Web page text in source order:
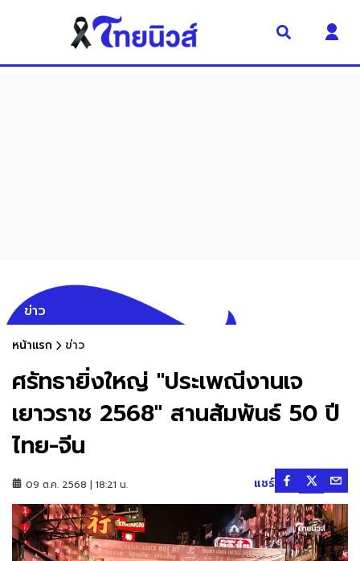
ข่าว
หน้าแรก ข่าว
ศรัทธายิ่งใหญ่ "ประเพณีงานเจ
เยาวราช 2568" สานสัมพันธ์ 50 ปี
ไทย-จีน
09 ต.ค. 2568 | 18:21 น. แชร์